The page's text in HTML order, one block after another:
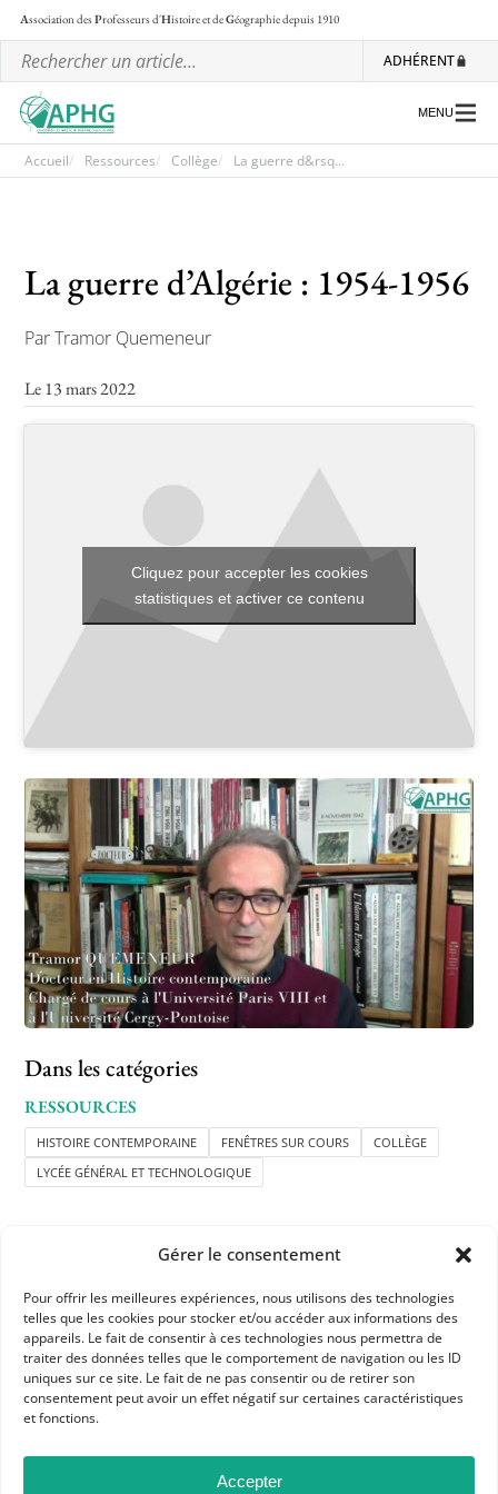
Gérer le consentement
Pour offrir les meilleures expériences, nous utilisons des technologies
telles que les cookies pour stocker et/ou accéder aux informations des
appareils. Le fait de consentir à ces technologies nous permettra de
traiter des données telles que le comportement de navigation ou les ID
uniques sur ce site. Le fait de ne pas consentir ou de retirer son
consentement peut avoir un effet négatif sur certaines caractéristiques
et fonctions.
Accepter
Association desProfesseurs d'Histoire et deGéographiedepuis 1910
ADHÉRENT
Les régionales
Lettre d’information de l’APHG
Toutes les actualités
Les rendez-vous de l’APHG
Critique d’ouvrages publiés
Culture
MENU
Accueil Ressources Collège La guerre d&rsq...
La guerre d’Algérie : 1954-1956
Par Tramor Quemeneur
Le 13 mars 2022
Cliquez pour accepter les cookies
statistiques et activer ce contenu
Dans les catégories
RESSOURCES
HISTOIRE CONTEMPORAINE FENÊTRES SUR COURS
COLLÈGE
LYCÉE GÉNÉRAL ET TECHNOLOGIQUE
APHG
Association des professeurs d'histoire et géographie
BP 6541 – 75065 Paris Cedex 02